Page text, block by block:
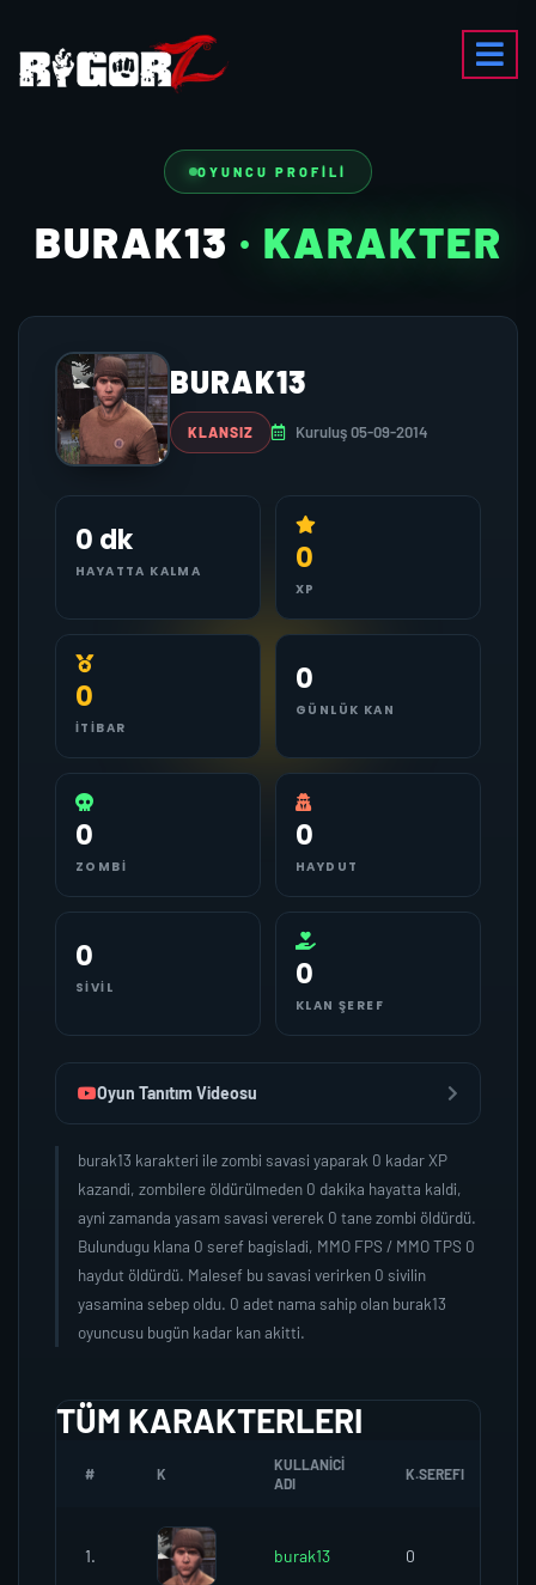
OYUNCU PROFILI
BURAK13 · KARAKTER
BURAK13
KLANSIZ Kuruluş 05-09-2014
0 dk
HAYATTA KALMA 0
XP
0
İTIBAR
0
GÜNLÜK KAN
0
ZOMBI
0
HAYDUT
0
SIVIL 0
KLAN ŞEREF
Oyun Tanıtım Videosu
burak13 karakteri ile zombi savasi yaparak 0 kadar XP
kazandi, zombilere öldürülmeden 0 dakika hayatta kaldi,
ayni zamanda yasam savasi vererek 0 tane zombi öldürdü.
Bulundugu klana 0 seref bagisladi, MMO FPS / MMO TPS 0
haydut öldürdü. Malesef bu savasi verirken 0 sivilin
yasamina sebep oldu. 0 adet nama sahip olan burak13
oyuncusu bugün kadar kan akitti.
TÜM KARAKTERLERI
# K
KULLANICI
ADI
K.SEREFI
1. burak13 0